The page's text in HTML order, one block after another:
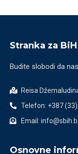
Stranka za BiH
Budite slobodi da
Reisa
Telefon: +387
Email:
Osnovne